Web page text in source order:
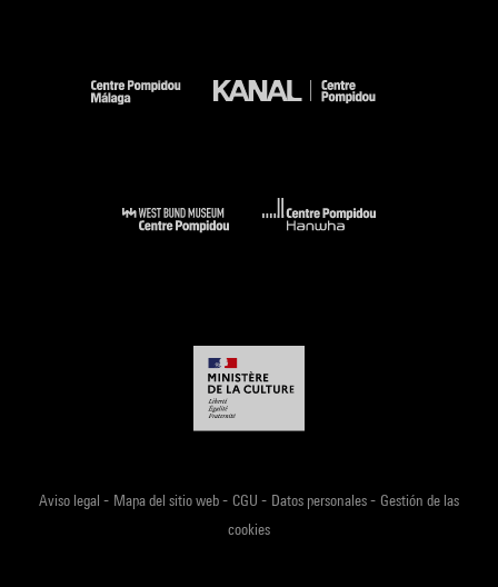
Aviso legal - Mapa del sitio web- CGU - Datos personales- Gestión de las
cookies